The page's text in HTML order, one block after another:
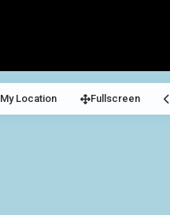
My Location Fullscreen